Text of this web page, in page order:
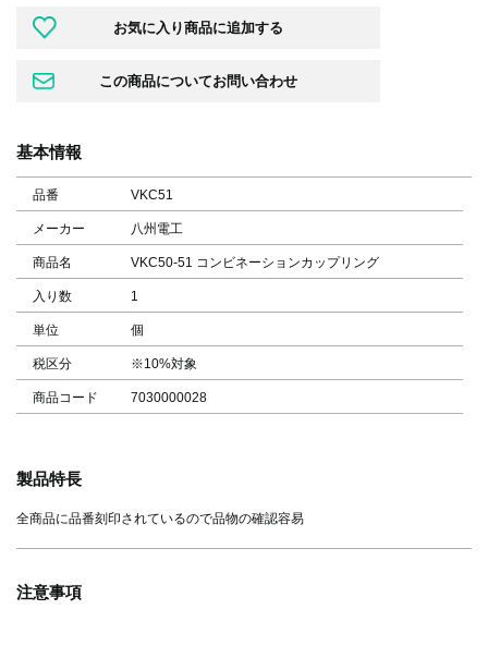
基本情報
品番 VKC51
メーカー 八州電工
商品名 VKC50-51 コンビネーションカップリング
入り数 1
単位 個
税区分 ※10%対象
商品コード 7030000028
製品特長
全商品に品番刻印されているので品物の確認容易
注意事項